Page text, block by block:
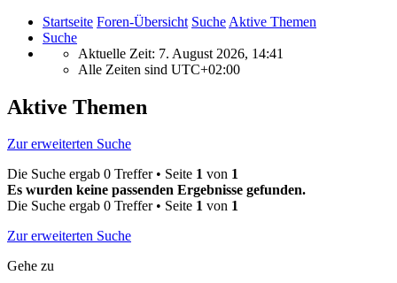
Startseite Foren-Übersicht Suche Aktive Themen
Suche
Aktuelle Zeit: 7. August 2026, 14:41
Alle Zeiten sind UTC+02:00
Aktive Themen
Zur erweiterten Suche
Die Suche ergab 0 Treffer • Seite 1 von 1
Es wurden keine passenden Ergebnisse gefunden.
Die Suche ergab 0 Treffer • Seite 1 von 1
Zur erweiterten Suche
Gehe zu